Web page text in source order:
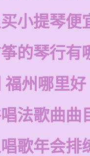
小提琴便
的琴行有
福州哪里好
法歌曲曲
歌年会排